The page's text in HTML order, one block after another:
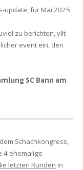
update, für Mai 2025
zu berichten, vllt
event ein, den
SC Bann am
Schachkongress,
4 ehemalige
letzten Runden in